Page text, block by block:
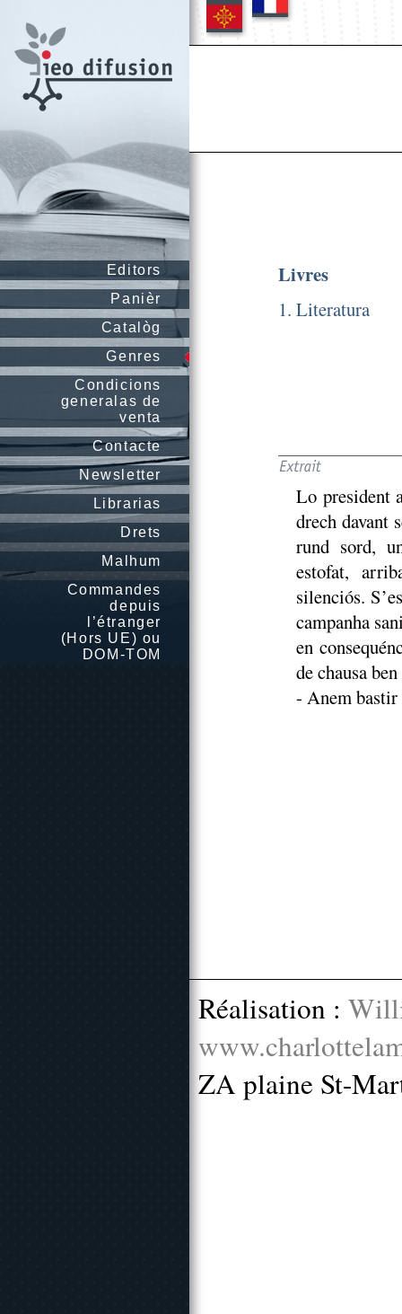
Editors
Panièr
Catalòg
Genres
Condicions
generalas de
venta
Contacte
Newsletter
Librarias
Drets
Malhum
Commandes
depuis
l’étranger
(Hors UE) ou
DOM-TOM
Livres
1. Literatura
Lo president
drech davant
rund sord,
estofat,
silenciós.
campanha
en
de chausa
- Anem bastir
Réalisation :
ZA plaine St-